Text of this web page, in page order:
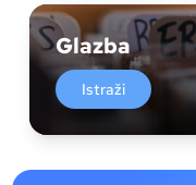
Glazba
Istraži